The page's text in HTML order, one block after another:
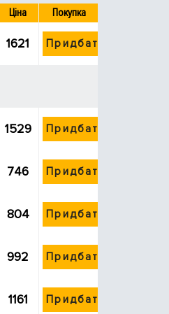
Ціна Покупка
1621 Придбати
1529 Придбати
746 Придбати
804 Придбати
992 Придбати
1161 Придбати